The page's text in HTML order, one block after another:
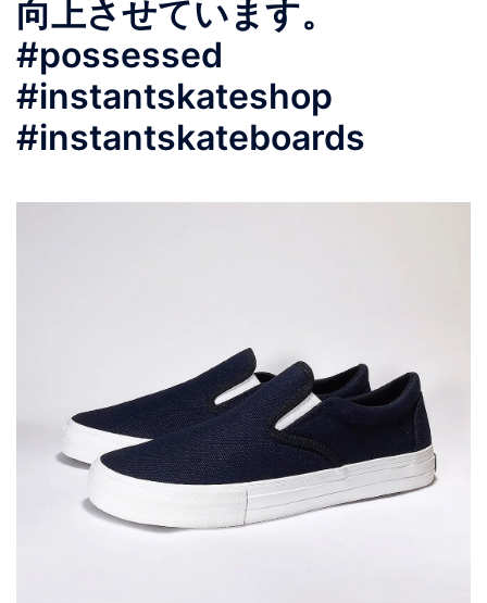
向上させています。
#possessed
#instantskateshop
#instantskateboards